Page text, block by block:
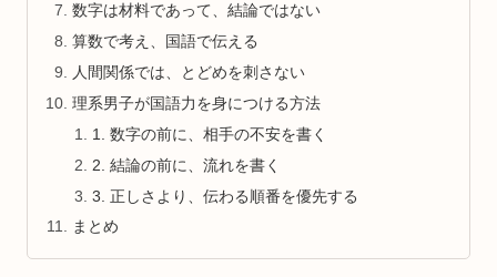
数字は材料であって、結論ではない
算数で考え、国語で伝える
人間関係では、とどめを刺さない
理系男子が国語力を身につける方法
1. 数字の前に、相手の不安を書く
2. 結論の前に、流れを書く
3. 正しさより、伝わる順番を優先する
まとめ